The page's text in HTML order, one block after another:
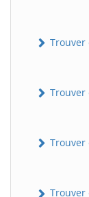
Trouver
Trouver